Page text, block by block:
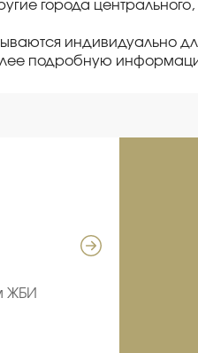
города
индивидуально
подробную
ЖБИ